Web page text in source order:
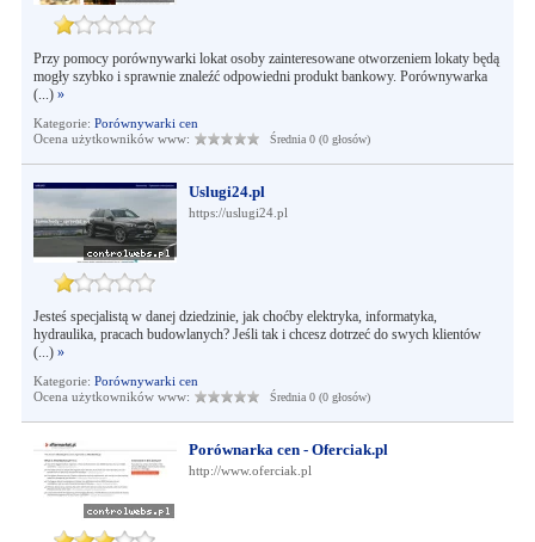
Przy pomocy porównywarki lokat osoby zainteresowane otworzeniem lokaty będą
mogły szybko i sprawnie znaleźć odpowiedni produkt bankowy. Porównywarka
(...) »
Kategorie: Porównywarki cen
Ocena użytkowników www:
Średnia 0 (0 głosów)
Uslugi24.pl
https://uslugi24.pl
Jesteś specjalistą w danej dziedzinie, jak choćby elektryka, informatyka,
hydraulika, pracach budowlanych? Jeśli tak i chcesz dotrzeć do swych klientów
(...) »
Kategorie: Porównywarki cen
Ocena użytkowników www:
Średnia 0 (0 głosów)
Porównarka cen - Oferciak.pl
http://www.oferciak.pl